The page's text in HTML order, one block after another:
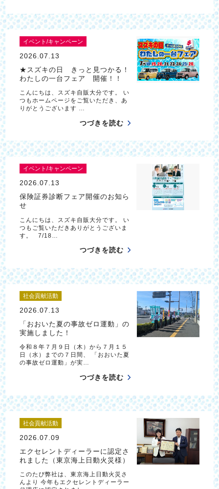
イベント/キャンペーン
2026.07.13
★スズキの日 きっと見つかる！
わたしの一台フェア 開催！！
こんにちは、スズキ自販大分です。 い
つもホームページをご覧いただき、あ
りがとうございます …
つづきを読む
イベント/キャンペーン
2026.07.13
保険証券診断フェア開催のお知ら
せ
こんにちは、スズキ自販大分です。 い
つもご覧いただきありがとうございま
す。 7/18…
つづきを読む
社会貢献活動
2026.07.13
「おおいた夏の事故ゼロ運動」の
実施しました！
令和８年７月９日（木）から７月１５
日（水）までの７日間、 「おおいた夏
の事故ゼロ運動」が実…
つづきを読む
社会貢献活動
2026.07.09
エクセレントディーラーに認定さ
れました（東京海上日動火災様）
このたび弊社は、東京海上日動火災さ
んより 今年もエクセレントディーラー